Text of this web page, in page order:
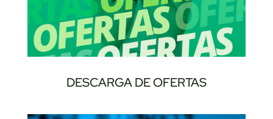
DESCARGA DE OFERTAS